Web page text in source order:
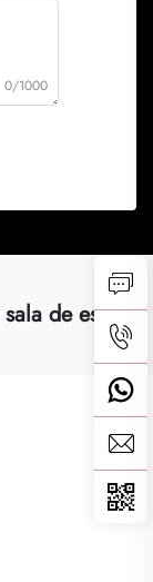
0/1000
de estar